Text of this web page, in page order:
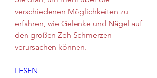
verschiedenen Möglichkeiten zu
erfahren, wie Gelenke und Nägel auf
den großen Zeh Schmerzen
verursachen können.
LESEN